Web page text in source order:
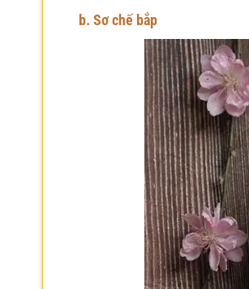
b. Sơ chế bắp